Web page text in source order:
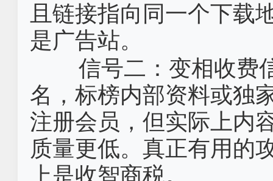
且链接指向同一个下载
是广告站。
信号二：变相收费
名，标榜内部资料或独
注册会员，但实际上内
质量更低。真正有用的
上是收智商税。